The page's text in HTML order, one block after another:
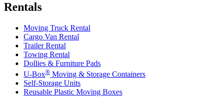
Rentals
Moving Truck Rental
Cargo Van Rental
Trailer Rental
Towing Rental
Dollies & Furniture Pads
U-Box® Moving & Storage Containers
Self-Storage Units
Reusable Plastic Moving Boxes